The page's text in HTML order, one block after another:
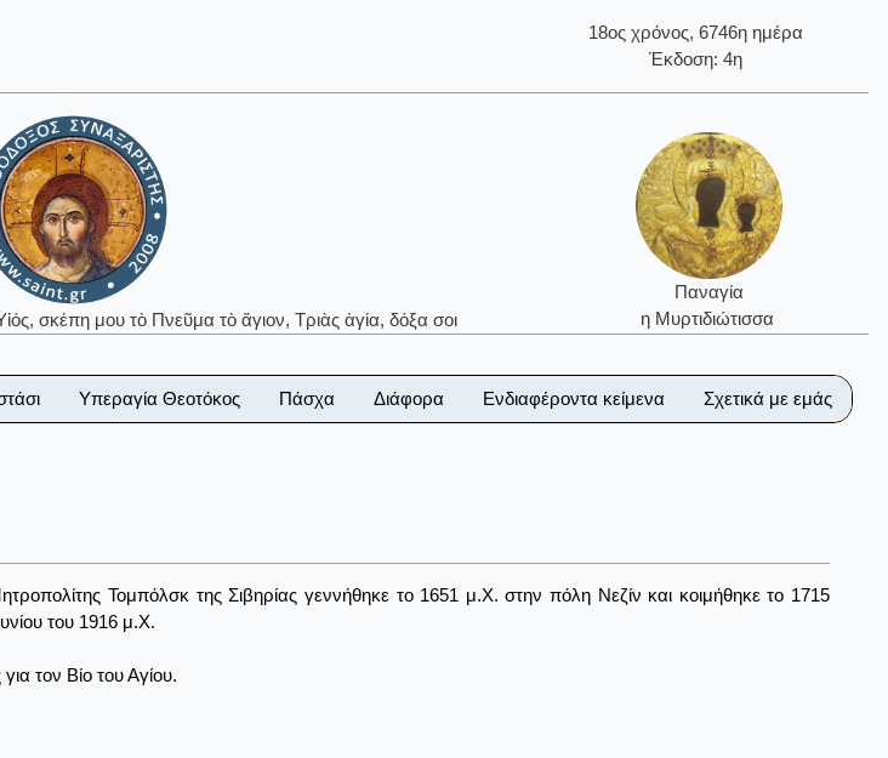
18ος χρόνος, 6746η ημέρα
Έκδοση: 4η
σκέπη μου τὸ Πνεῦμα τὸ ἅγιον, Τριὰς ἁγία, δόξα σοι
Παναγία
η Μυρτιδιώτισσα
Υπεραγία Θεοτόκος Πάσχα Διάφορα Ενδιαφέροντα κείμενα Σχετικά με εμάς
Τομπόλσκ της Σιβηρίας γεννήθηκε το 1651 μ.Χ. στην πόλη Νεζίν και κοιμήθηκε το 1715
του 1916 μ.Χ.
τον Βίο του Αγίου.